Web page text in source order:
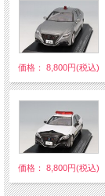
価格： 8,800円(税込)
価格： 8,800円(税込)